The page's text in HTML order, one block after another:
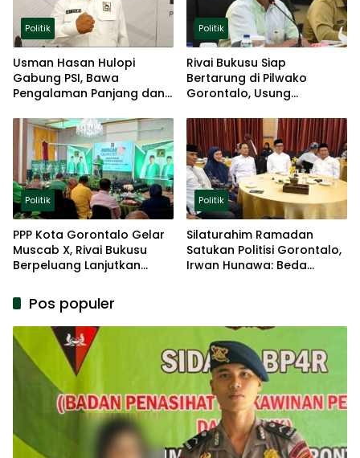
Politik
Usman Hasan Hulopi
Gabung PSI, Bawa
Pengalaman Panjang dan
Politik
Rivai Bukusu Siap
Bertarung di Pilwako
Gorontalo, Usung
Politik
Politik
PPP Kota Gorontalo Gelar
Muscab X, Rivai Bukusu
Berpeluang Lanjutkan
Politik
Silaturahim Ramadan
Satukan Politisi Gorontalo,
Irwan Hunawa: Beda
Pos populer